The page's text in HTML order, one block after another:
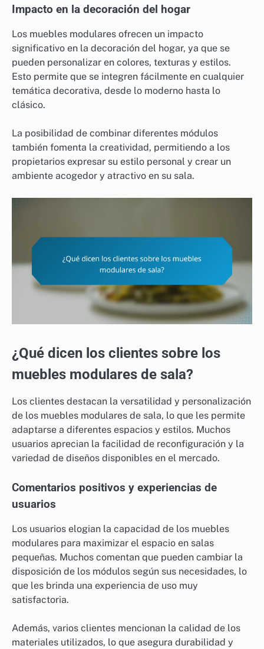
Impacto en la decoración del hogar
Los muebles modulares ofrecen un impacto
significativo en la decoración del hogar, ya que se
pueden personalizar en colores, texturas y estilos.
Esto permite que se integren fácilmente en cualquier
temática decorativa, desde lo moderno hasta lo
clásico.
La posibilidad de combinar diferentes módulos
también fomenta la creatividad, permitiendo a los
propietarios expresar su estilo personal y crear un
ambiente acogedor y atractivo en su sala.
¿Qué dicen los clientes sobre los
muebles modulares de sala?
Los clientes destacan la versatilidad y personalización
de los muebles modulares de sala, lo que les permite
adaptarse a diferentes espacios y estilos. Muchos
usuarios aprecian la facilidad de reconfiguración y la
variedad de diseños disponibles en el mercado.
Comentarios positivos y experiencias de
usuarios
Los usuarios elogian la capacidad de los muebles
modulares para maximizar el espacio en salas
pequeñas. Muchos comentan que pueden cambiar la
disposición de los módulos según sus necesidades, lo
que les brinda una experiencia de uso muy
satisfactoria.
Además, varios clientes mencionan la calidad de los
materiales utilizados, lo que asegura durabilidad y